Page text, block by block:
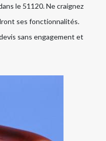
le 51120. Ne craignez
ses fonctionnalités.
sans engagement et